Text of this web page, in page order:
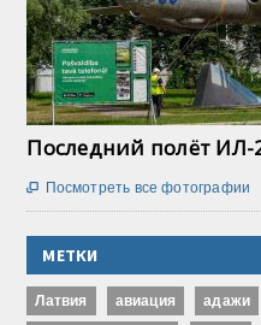
Последний полёт ИЛ-
 Посмотреть все фотографии
МЕТКИ
Латвия авиация адажи